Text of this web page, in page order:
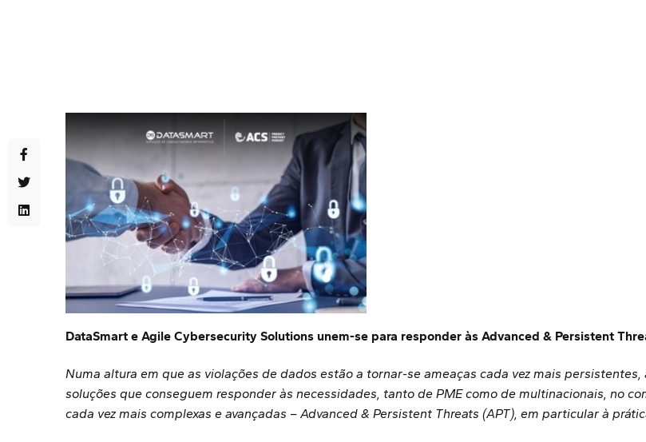
DataSmart e Agile Cybersecurity Solutions unem-se para responder às Advanced & Persistent
Numa altura em que as violações de dados estão a tornar-se ameaças cada vez mais
soluções que conseguem responder às necessidades, tanto de PME como de multinacionais, no
cada vez mais complexas e avançadas – Advanced & Persistent Threats (APT), em particular à